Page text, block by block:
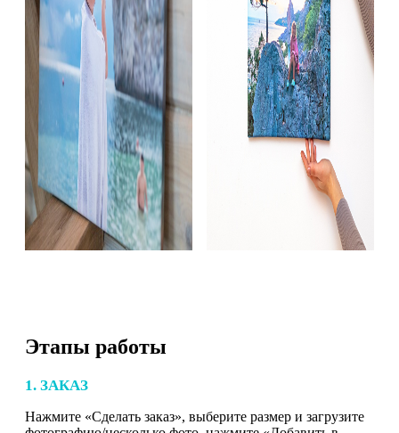
Этапы работы
1. ЗАКАЗ
Нажмите «Сделать заказ», выберите размер и загрузите